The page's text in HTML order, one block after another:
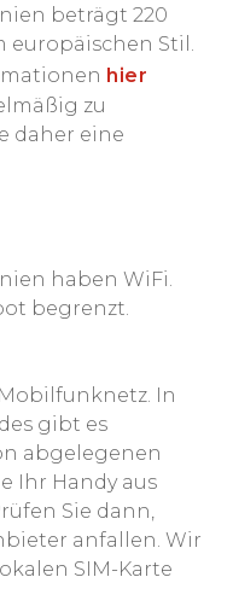
beträgt 220
europäischen Stil.
hier
zu
daher eine
haben WiFi.
begrenzt.
In
gibt es
abgelegenen
Ihr Handy aus
Sie dann,
anfallen. Wir
SIM-Karte